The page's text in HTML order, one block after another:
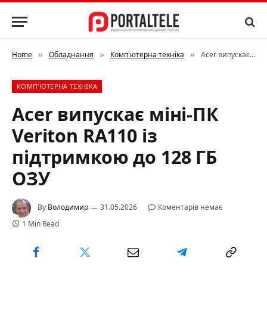
Home » Обладнання » Комп'ютерна техніка » Acer випускає міні-ПК Veriton RA110 із підтримкою до 128 ГБ ОЗУ
КОМП'ЮТЕРНА ТЕХНІКА
Acer випускає міні-ПК
Veriton RA110 із
підтримкою до 128 ГБ
ОЗУ
By Володимир 31.05.2026
Коментарів немає
1 Min Read